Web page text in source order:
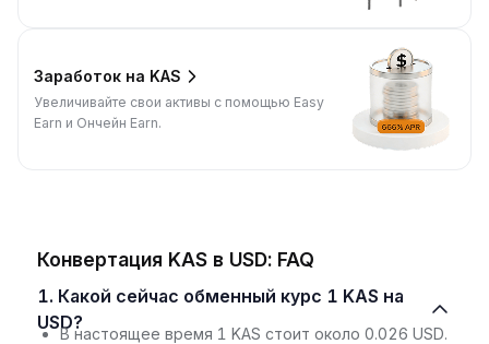
Заработок на KAS
Увеличивайте свои активы с помощью Easy
Earn и Ончейн Earn.
Конвертация KAS в USD: FAQ
1. Какой сейчас обменный курс 1 KAS на
USD?
В настоящее время 1 KAS стоит около 0.026 USD.